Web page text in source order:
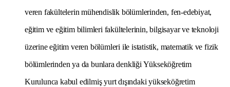
veren fakültelerin mühendislik bölümlerinden, fen-edebiyat,
eğitim ve eğitim bilimleri fakültelerinin, bilgisayar ve teknoloji
üzerine eğitim veren bölümleri ile istatistik, matematik ve fizik
bölümlerinden ya da bunlara denkliği Yükseköğretim
Kurulunca kabul edilmiş yurt dışındaki yükseköğretim